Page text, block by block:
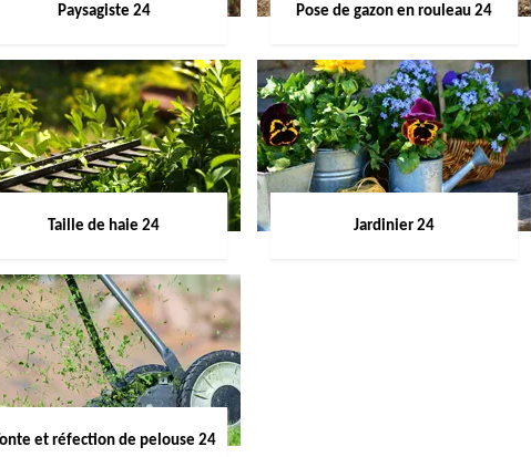
Paysagiste 24 Pose de gazon en rouleau 24
Taille de haie 24 Jardinier 24
et réfection de pelouse 24